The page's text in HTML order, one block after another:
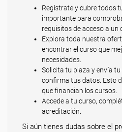
Regístrate y cubre todos
importante para
requisitos de acceso a un
Explora toda nuestra
encontrar el curso que
necesidades.
Solicita tu plaza y envía
confirma tus datos. Esto
que financian los cursos.
Accede a tu curso,
acreditación.
Si aún tienes dudas sobre el